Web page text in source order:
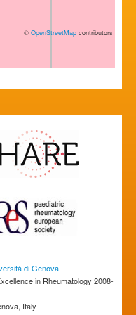
© OpenStreetMap contributors
di Genova
in Rheumatology 2008-
Italy